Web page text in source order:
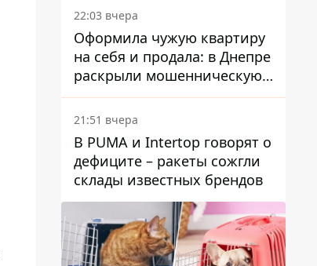
22:03 вчера
Оформила чужую квартиру
на себя и продала: в Днепре
раскрыли мошенническую
схему с недвижимостью
21:51 вчера
В PUMA и Intertop говорят о
дефиците – ракеты сожгли
склады известных брендов